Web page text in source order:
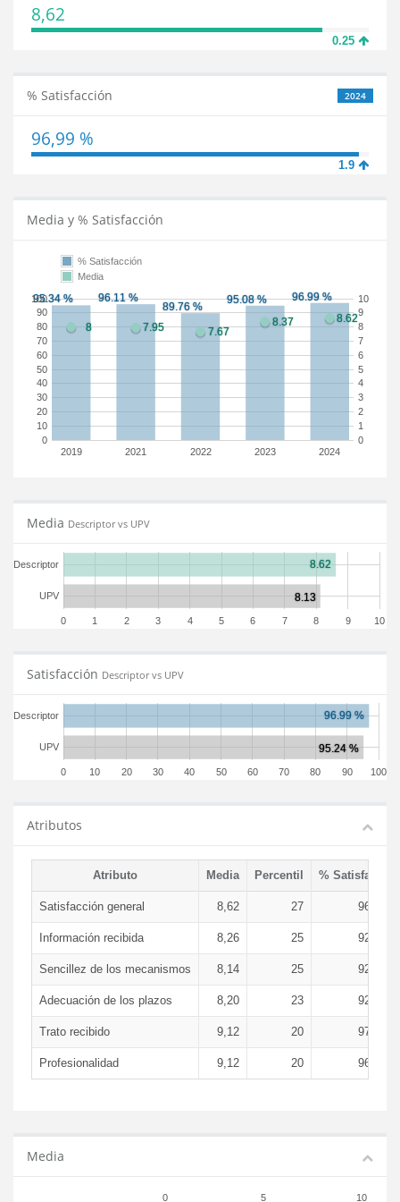
8,62
0.25
2024
% Satisfacción
96,99 %
1.9
Media y % Satisfacción
2019 2021 2022 2023 2024
0
10
20
30
40
50
60
70
80
90
100
0
1
2
3
4
5
6
7
8
9
10
% Satisfacción
Media
Media Descriptor vs UPV
0 1 2 3 4 5 6 7 8 9 10
UPV
Descriptor
Satisfacción Descriptor vs UPV
0 10 20 30 40 50 60 70 80 90 100
UPV
Descriptor
Atributos
Atributo Media Percentil % Satisfacción
Satisfacción general 8,62 27 96,99 %
Información recibida 8,26 25 92,31 %
Sencillez de los mecanismos 8,14 25 92,74 %
Adecuación de los plazos 8,20 23 92,17 %
Trato recibido 9,12 20 97,09 %
Profesionalidad 9,12 20 96,95 %
Media
0 5 10